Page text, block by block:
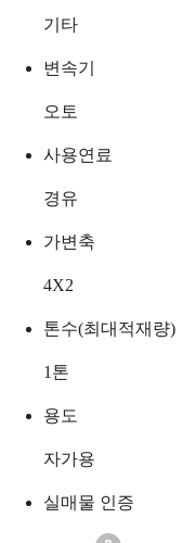
기타
변속기
오토
사용연료
경유
가변축
4X2
톤수(최대적재량)
1 톤
용도
자가용
실매물 인증